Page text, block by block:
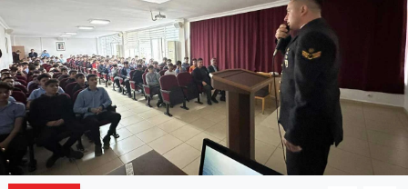
Politika
Spor
Turizm